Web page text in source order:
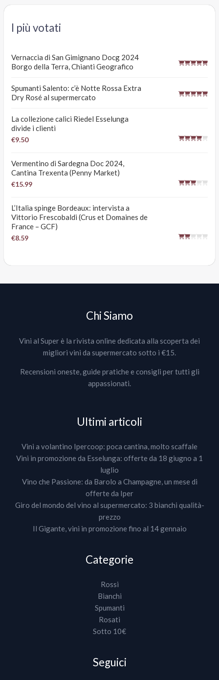
I più votati
Vernaccia di San Gimignano Docg 2024
Borgo della Terra, Chianti Geografico
Spumanti Salento: c’è Notte Rossa Extra
Dry Rosé al supermercato
La collezione calici Riedel Esselunga
divide i clienti
€9.50
Vermentino di Sardegna Doc 2024,
Cantina Trexenta (Penny Market)
€15.99
L’Italia spinge Bordeaux: intervista a
Vittorio Frescobaldi (Crus et Domaines de
France – GCF)
€8.59
Chi Siamo
Vini al Super è la rivista online dedicata alla scoperta dei
migliori vini da supermercato sotto i €15.
Recensioni oneste, guide pratiche e consigli per tutti gli
appassionati.
Ultimi articoli
Vini a volantino Ipercoop: poca cantina, molto scaffale
Vini in promozione da Esselunga: offerte da 18 giugno a 1
luglio
Vino che Passione: da Barolo a Champagne, un mese di
offerte da Iper
Giro del mondo del vino al supermercato: 3 bianchi qualità-
prezzo
Il Gigante, vini in promozione fino al 14 gennaio
Categorie
Rossi
Bianchi
Spumanti
Rosati
Sotto 10€
Seguici